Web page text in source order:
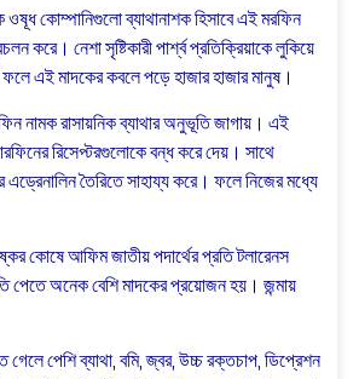
কোম্পানিগুলো ব্যাথানাশক হিসাবে এই মরফিন
করে। নেশা সৃষ্টিকারী পার্শ্ব প্রতিক্রিয়াকে লুকিয়ে
এই মাদকের কবলে পড়ে হাজার হাজার মানুষ।
নামক রাসায়নিক ব্যাথার অনুভূতি জাগায়। এই
রিসেপ্টরগুলোকে বন্ধ করে দেয়। সাথে
তৈরিতে সাহায্য করে। ফলে নিজের মধ্যে
কোষে আফিম জাতীয় পদার্থের প্রতি টলারেনস
অনেক বেশি মাদকের প্রয়োজন হয়। জন্মায়
গেলে পেশি ব্যাথা, বমি, জ্বর, উচ্চ রক্তচাপ, ডিপ্রেশন